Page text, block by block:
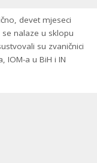
devet mjeseci
nalaze u sklopu
su zvaničnici
IOM-a u BiH i IN